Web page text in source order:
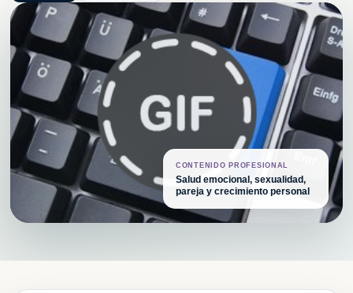
CPV
CONTENIDO PROFESIONAL
Salud emocional, sexualidad,
pareja y crecimiento personal